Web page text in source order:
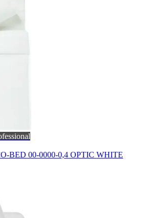
BED 00-0000-0,4 OPTIC WHITE